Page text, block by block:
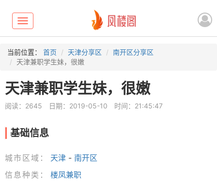
Toggle
navigation
当前位置： 首页 天津分享区
南开区分享区
天津兼职学生妹，很嫩
天津兼职学生妹，很嫩
阅读：2645 日期：2019-05-10 时间：21:45:47
基础信息
城市区域： 天津 - 南开区
信息种类：
楼凤兼职